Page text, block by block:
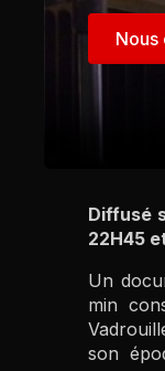
Nous
Diffusé
22H45
Un
min
son